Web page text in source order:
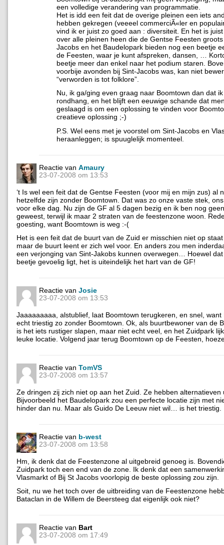
een volledige verandering van programmatie.
Het is idd een feit dat de overige pleinen een iets
hebben gekregen (veeeel commerciÃ«ler en
vind ik er juist zo goed aan : diversiteit. En het is
over alle pleinen heen die de Gentse Feesten
Jacobs en het Baudelopark bieden nog een beetje
de Feesten, waar je kunt afspreken, dansen, …
beetje meer dan enkel naar het podium staren.
voorbije avonden bij Sint-Jacobs was, kan niet
“verworden is tot folklore”.
Nu, ik ga/ging even graag naar Boomtown dan dat
rondhang, en het blijft een eeuwige schande dat
geslaagd is om een oplossing te vinden voor
creatieve oplossing ;-)
P.S. Wel eens met je voorstel om Sint-Jacobs en
heraanleggen; is spuuglelijk momenteel.
Reactie van Amaury
23-07-2008 om 13:53
‘t Is wel een feit dat de Gentse Feesten (voor mij en mijn zus) al
hetzelfde zijn zonder Boomtown. Dat was zo onze vaste stek,
voor elke dag. Nu zijn de GF al 5 dagen bezig en ik ben nog
geweest, terwijl ik maar 2 straten van de feestenzone woon.
goesting, want Boomtown is weg :-(
Het is een feit dat de buurt van de Zuid er misschien niet op
maar de buurt leent er zich wel voor. En anders zou men
een verjonging van Sint-Jakobs kunnen overwegen… Hoewel
beetje gevoelig ligt, het is uiteindelijk het hart van de GF!
Reactie van Josie
23-07-2008 om 13:53
Jaaaaaaaaa, alstublief, laat Boomtown terugkeren, en snel, want
echt triestig zo zonder Boomtown. Ok, als buurtbewoner van de
is het iets rustiger slapen, maar niet echt veel, en het Zuidpark
leuke locatie. Volgend jaar terug Boomtown op de Feesten,
Reactie van TomVS
23-07-2008 om 13:57
Ze dringen zij zich niet op aan het Zuid. Ze hebben alternatieven
Bijvoorbeeld het Baudelopark zou een perfecte locatie zijn met
hinder dan nu. Maar als Guido De Leeuw niet wil… is het triestig.
Reactie van b-west
23-07-2008 om 13:58
Hm, ik denk dat de Feestenzone al uitgebreid genoeg is.
Zuidpark toch een end van de zone. Ik denk dat een
Vlasmarkt of Bij St Jacobs voorlopig de beste oplossing zou zijn.
Soit, nu we het toch over de uitbreiding van de Feestenzone
Bataclan in de Willem de Beersteeg dat eigenlijk ook niet?
Reactie van Bart
23-07-2008 om 17:49